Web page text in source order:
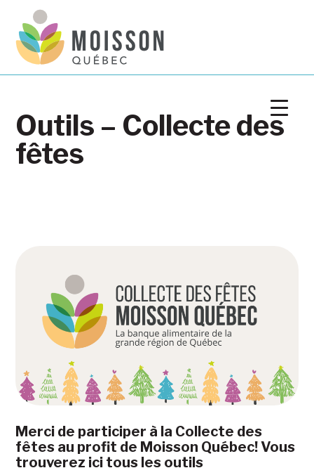
Outils – Collecte des
fêtes
Merci de participer à la Collecte des
fêtes au profit de Moisson Québec! Vous
trouverez ici tous les outils